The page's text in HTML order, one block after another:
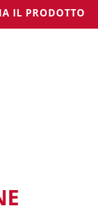
IL PRODOTTO